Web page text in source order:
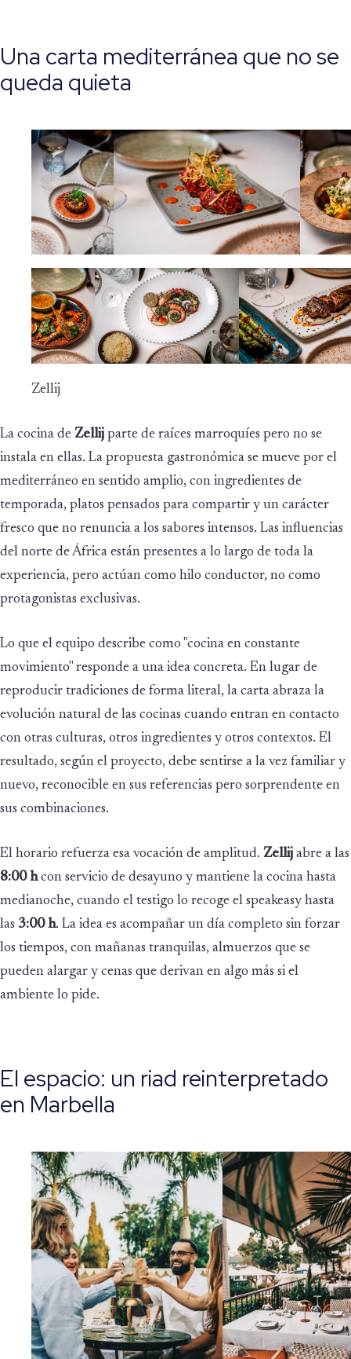
Una carta mediterránea que no se
queda quieta
Zellij
La cocina de Zellij parte de raíces marroquíes pero no se
instala en ellas. La propuesta gastronómica se mueve por el
mediterráneo en sentido amplio, con ingredientes de
temporada, platos pensados para compartir y un carácter
fresco que no renuncia a los sabores intensos. Las influencias
del norte de África están presentes a lo largo de toda la
experiencia, pero actúan como hilo conductor, no como
protagonistas exclusivas.
Lo que el equipo describe como "cocina en constante
movimiento" responde a una idea concreta. En lugar de
reproducir tradiciones de forma literal, la carta abraza la
evolución natural de las cocinas cuando entran en contacto
con otras culturas, otros ingredientes y otros contextos. El
resultado, según el proyecto, debe sentirse a la vez familiar y
nuevo, reconocible en sus referencias pero sorprendente en
sus combinaciones.
El horario refuerza esa vocación de amplitud. Zellij abre a las
8:00 hcon servicio de desayuno y mantiene la cocina hasta
medianoche, cuando el testigo lo recoge el speakeasy hasta
las 3:00 h. La idea es acompañar un día completo sin forzar
los tiempos, con mañanas tranquilas, almuerzos que se
pueden alargar y cenas que derivan en algo más si el
ambiente lo pide.
El espacio: un riad reinterpretado
en Marbella